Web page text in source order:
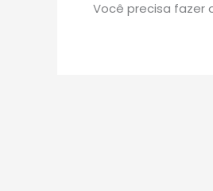
Você precisa fazer